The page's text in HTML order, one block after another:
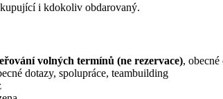
i kdokoliv obdarovaný.
volných termínů (ne rezervace), obecné
dotazy, spolupráce, teambuilding